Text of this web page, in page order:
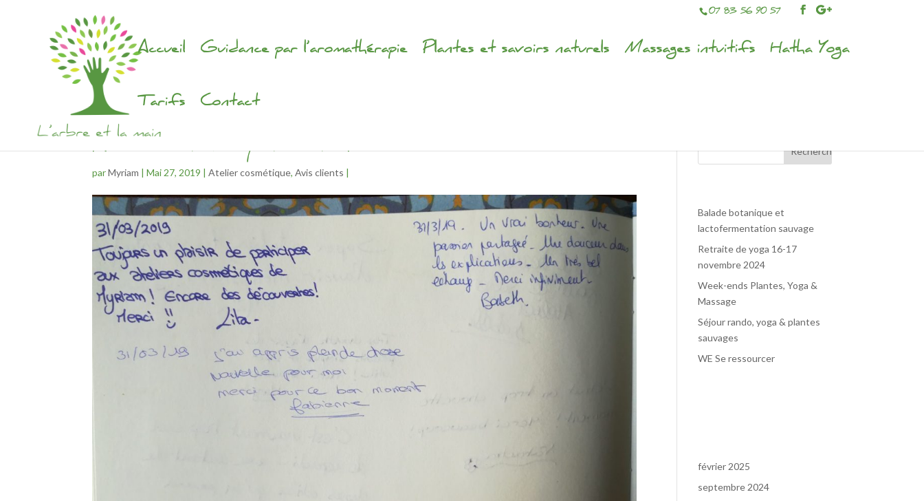
07 83 56 90 57
Accueil Guidance par l’aromathérapie Plantes et savoirs naturels Massages intuitifs Hatha Yoga
Tarifs Contact
Atelier cosmétiques et santé
parMyriam |Mai 27, 2019 |Atelier cosmétique,Avis clients |
Balade botanique et
lactofermentation sauvage
Retraite de yoga 16-17
novembre 2024
Week-ends Plantes, Yoga &
Massage
Séjour rando, yoga & plantes
sauvages
WE Se ressourcer
février 2025
septembre 2024